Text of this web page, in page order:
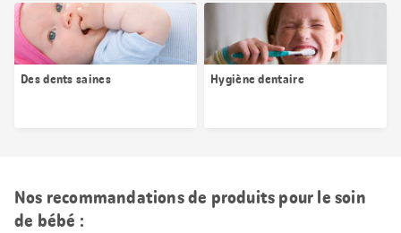
Des dents saines Hygiène dentaire
Nos recommandations de produits pour le soin
de bébé :